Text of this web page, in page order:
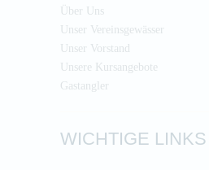
Über Uns
Unser Vereinsgewässer
Unser Vorstand
Unsere Kursangebote
Gastangler
WICHTIGE LINKS